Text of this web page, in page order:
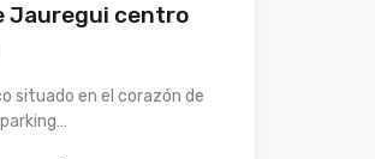
Jauregui centro
situado en el corazón de